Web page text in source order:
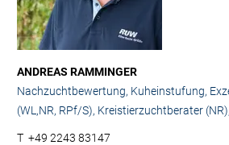
ANDREAS RAMMINGER
Nachzuchtbewertung, Kuheinstufung,
(WL,NR, RPf/S), Kreistierzuchtberater
T +49 2243 83147